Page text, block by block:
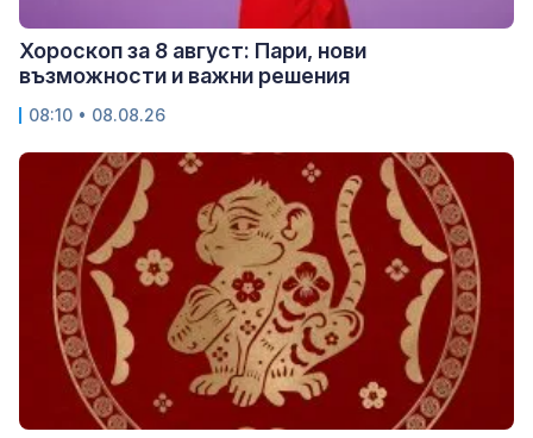
Хороскоп за 8 август: Пари, нови
възможности и важни решения
08:10 • 08.08.26